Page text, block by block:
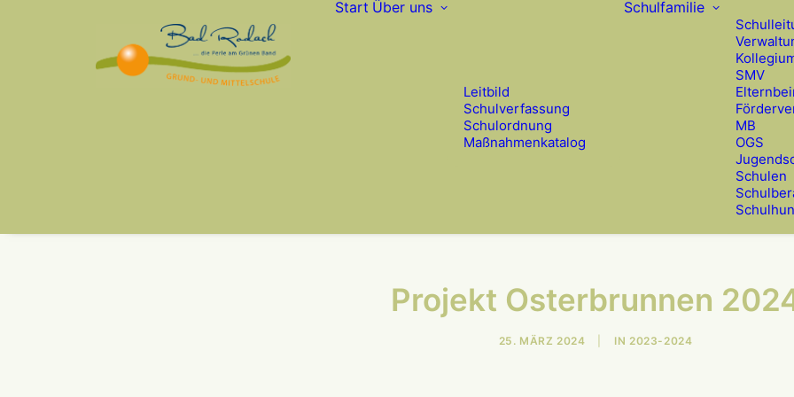
Start Über uns
Leitbild
Schulverfassung
Schulordnung
Maßnahmenkatalog
Schulfamilie
SMV
MB
OGS
Schulen
Projekt Oster­brunnen
25. MÄRZ 2024 IN 2023-2024